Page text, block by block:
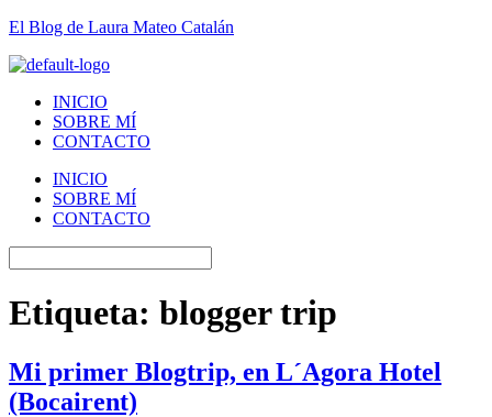
El Blog de Laura Mateo Catalán
INICIO
SOBRE MÍ
CONTACTO
INICIO
SOBRE MÍ
CONTACTO
Etiqueta: blogger trip
Mi primer Blogtrip, en L´Agora Hotel
(Bocairent)